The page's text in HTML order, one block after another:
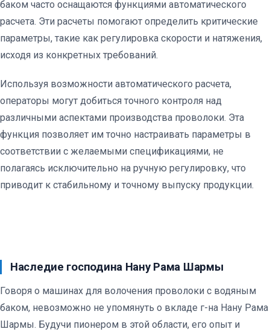
баком часто оснащаются функциями автоматического
расчета. Эти расчеты помогают определить критические
параметры, такие как регулировка скорости и натяжения,
исходя из конкретных требований.
Используя возможности автоматического расчета,
операторы могут добиться точного контроля над
различными аспектами производства проволоки. Эта
функция позволяет им точно настраивать параметры в
соответствии с желаемыми спецификациями, не
полагаясь исключительно на ручную регулировку, что
приводит к стабильному и точному выпуску продукции.
Наследие господина Нану Рама Шармы
Говоря о машинах для волочения проволоки с водяным
баком, невозможно не упомянуть о вкладе г-на Нану Рама
Шармы. Будучи пионером в этой области, его опыт и